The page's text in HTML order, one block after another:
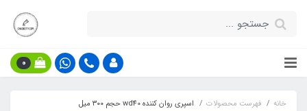
0
خانه فهرست محصولات اسپری روان کننده wd40 حجم ۳۰۰ میل